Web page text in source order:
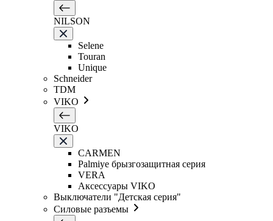
NILSON
Selene
Touran
Unique
Schneider
TDM
VIKO
VIKO
CARMEN
Palmiye брызгозащитная серия
VERA
Аксессуары VIKO
Выключатели "Детская серия"
Силовые разъемы